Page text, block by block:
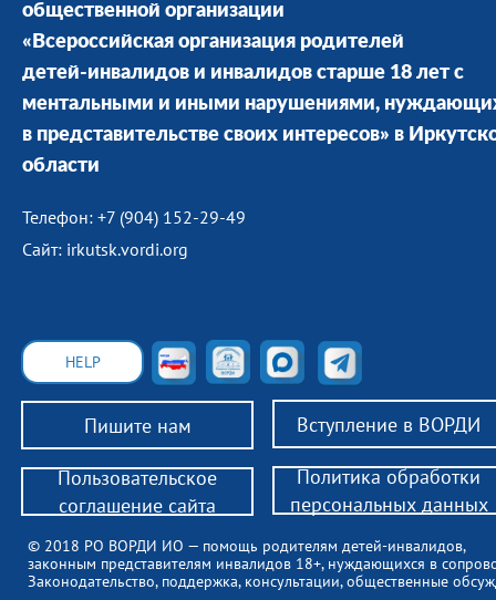
общественной организации
«Всероссийская организация родителей
детей-инвалидов и инвалидов старше 18 лет с
ментальными и иными нарушениями,
в представительстве своих интересов» в
области
Телефон: +7 (904) 152-29-49
Сайт: irkutsk.vordi.org
Пишите нам Вступление в ВОРДИ
© 2018 РО ВОРДИ ИО — помощь родителям детей-инвалидов,
законным представителям инвалидов 18+, нуждающихся в
Законодательство, поддержка, консультации, общественные
HELP
Пользовательское
соглашение сайта
Политика обработки
персональных данных